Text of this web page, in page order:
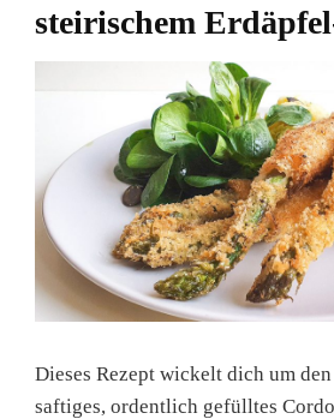
steirischem
Dieses Rezept wickelt dich um
saftiges, ordentlich gefülltes